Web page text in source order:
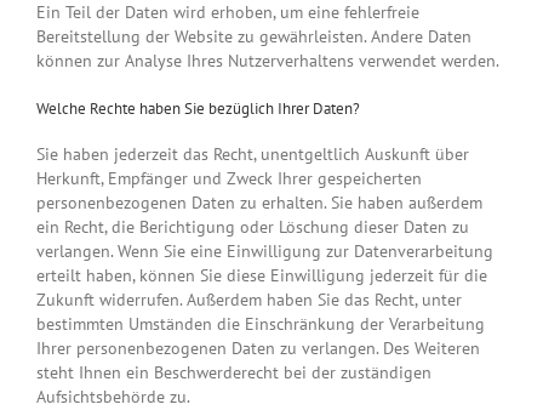
Ein Teil der Daten wird erhoben, um eine fehlerfreie
Bereitstellung der Website zu gewährleisten. Andere Daten
können zur Analyse Ihres Nutzerverhaltens verwendet werden.
Welche Rechte haben Sie bezüglich Ihrer Daten?
Sie haben jederzeit das Recht, unentgeltlich Auskunft über
Herkunft, Empfänger und Zweck Ihrer gespeicherten
personenbezogenen Daten zu erhalten. Sie haben außerdem
ein Recht, die Berichtigung oder Löschung dieser Daten zu
verlangen. Wenn Sie eine Einwilligung zur Datenverarbeitung
erteilt haben, können Sie diese Einwilligung jederzeit für die
Zukunft widerrufen. Außerdem haben Sie das Recht, unter
bestimmten Umständen die Einschränkung der Verarbeitung
Ihrer personenbezogenen Daten zu verlangen. Des Weiteren
steht Ihnen ein Beschwerderecht bei der zuständigen
Aufsichtsbehörde zu.